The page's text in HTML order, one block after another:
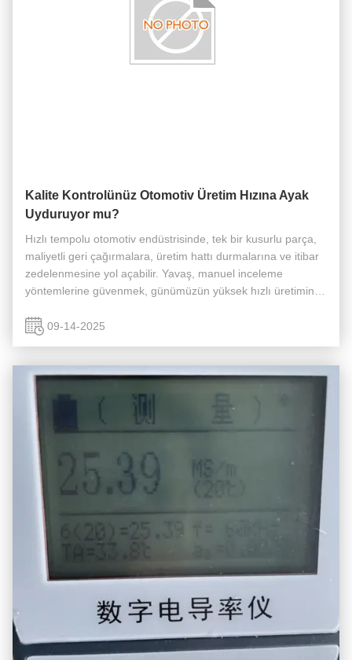
Kalite Kontrolünüz Otomotiv Üretim Hızına Ayak
Uyduruyor mu?
Hızlı tempolu otomotiv endüstrisinde, tek bir kusurlu parça,
maliyetli geri çağırmalara, üretim hattı durmalarına ve itibar
zedelenmesine yol açabilir. Yavaş, manuel inceleme
yöntemlerine güvenmek, günümüzün yüksek hızlı üretimine
riskini önemli ...
09-14-2025